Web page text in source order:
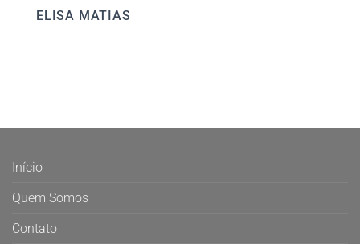
ELISA MATIAS
Início
Quem Somos
Contato